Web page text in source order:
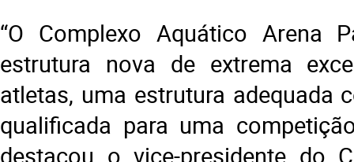
“O Complexo Aquático Arena
estrutura nova de extrema
atletas, uma estrutura adequada
qualificada para uma
destacou o vice-presidente do